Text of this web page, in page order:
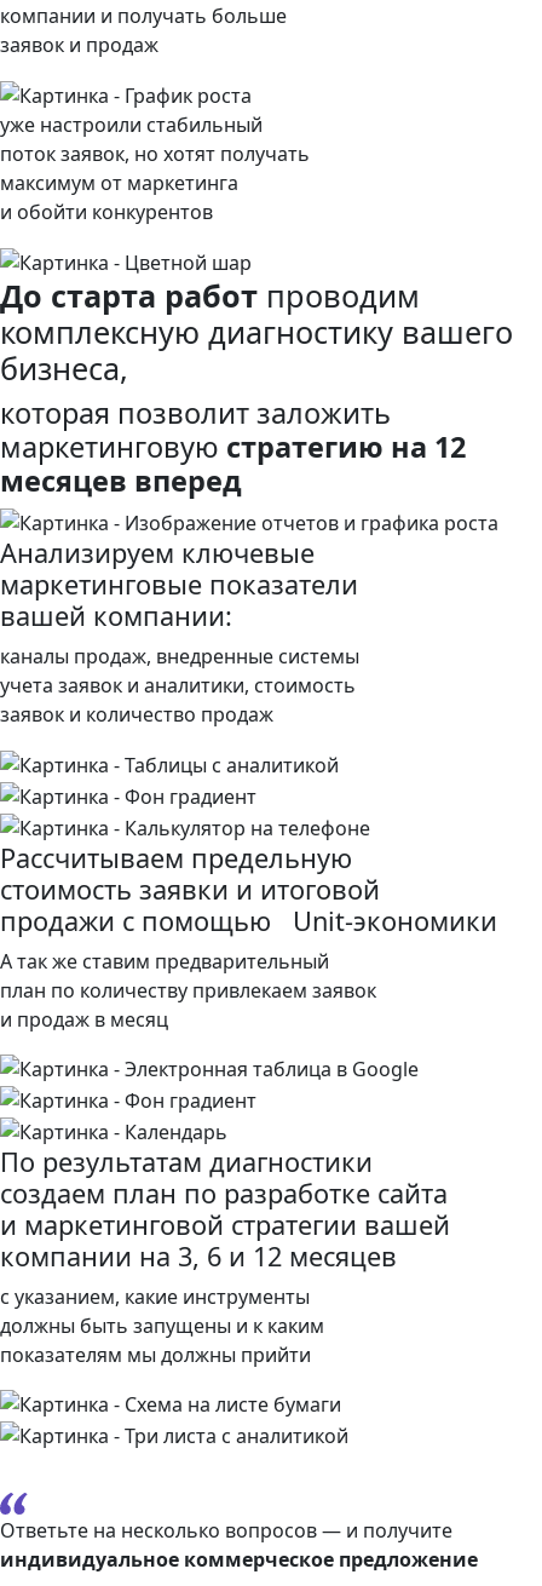
компании и получать больше
заявок и продаж
уже настроили стабильный
поток заявок, но хотят получать
максимум от маркетинга
и обойти конкурентов
До старта работ проводим
комплексную диагностику вашего
бизнеса,
которая позволит заложить
маркетинговую стратегию на 12
месяцев вперед
Анализируем ключевые
маркетинговые показатели
вашей компании:
каналы продаж, внедренные системы
учета заявок и аналитики, стоимость
заявок и количество продаж
Рассчитываем предельную
стоимость заявки и итоговой
продажи с помощью
Unit-экономики
А так же ставим предварительный
план по количеству привлекаем заявок
и продаж в месяц
По результатам диагностики
создаем план по разработке сайта
и маркетинговой стратегии вашей
компании на 3, 6 и 12 месяцев
с указанием, какие инструменты
должны быть запущены и к каким
показателям мы должны прийти
Ответьте на несколько вопросов — и получите
индивидуальное коммерческое предложение